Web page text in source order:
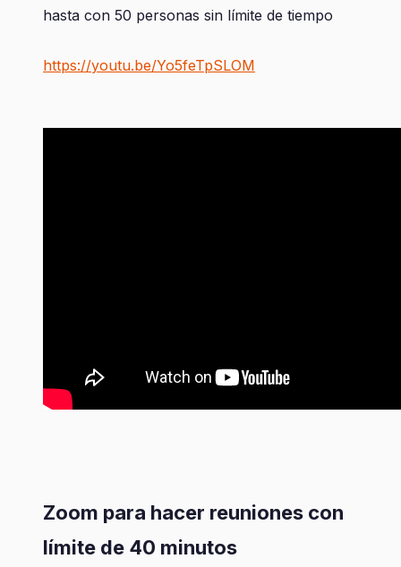
hasta con 50 personas sin límite de tiempo
https://youtu.be/Yo5feTpSLOM
Zoom para hacer reuniones con
límite de 40 minutos